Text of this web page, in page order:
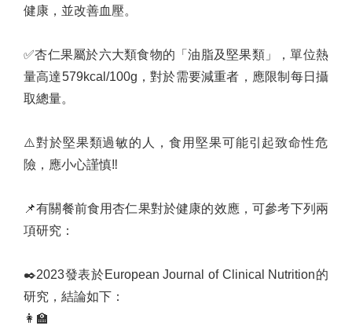
健康，並改善血壓。
✅杏仁果屬於六大類食物的「油脂及堅果類」，單位熱
量高達579kcal/100g ，對於需要減重者，應限制每日攝
取總量。
⚠️對於堅果類過敏的人，食用堅果可能引起致命性危
險，應小心謹慎‼️
📌有關餐前食用杏仁果對於健康的效應，可參考下列兩
項研究：
✒️2023發表於European Journal of Clinical Nutrition的
研究，結論如下：
👩‍🏫